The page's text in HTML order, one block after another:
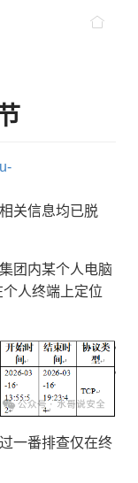
关信息均已脱
团内某个人电脑
人终端上定位
一番排查仅在终